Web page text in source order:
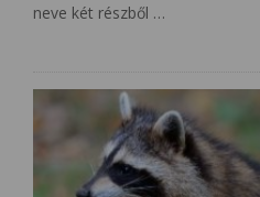
neve két részből …